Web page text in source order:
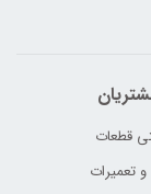
قطعات
تعمیرات